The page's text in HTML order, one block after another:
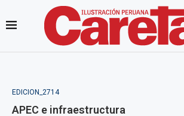
EDICION_2714
APEC e infraestructura